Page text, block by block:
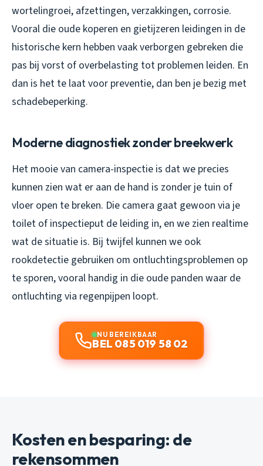
wortelingroei, afzettingen, verzakkingen, corrosie.
Vooral die oude koperen en gietijzeren leidingen in de
historische kern hebben vaak verborgen gebreken die
pas bij vorst of overbelasting tot problemen leiden. En
dan is het te laat voor preventie, dan ben je bezig met
schadebeperking.
Moderne diagnostiek zonder breekwerk
Het mooie van camera-inspectie is dat we precies
kunnen zien wat er aan de hand is zonder je tuin of
vloer open te breken. Die camera gaat gewoon via je
toilet of inspectieput de leiding in, en we zien realtime
wat de situatie is. Bij twijfel kunnen we ook
rookdetectie gebruiken om ontluchtingsproblemen op
te sporen, vooral handig in die oude panden waar de
ontluchting via regenpijpen loopt.
NU BEREIKBAAR
BEL 085 019 58 02
Kosten en besparing: de
rekensommen